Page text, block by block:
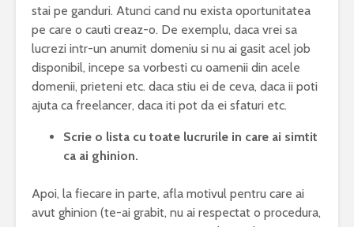
stai pe ganduri. Atunci cand nu exista oportunitatea
pe care o cauti creaz-o. De exemplu, daca vrei sa
lucrezi intr-un anumit domeniu si nu ai gasit acel job
disponibil, incepe sa vorbesti cu oamenii din acele
domenii, prieteni etc. daca stiu ei de ceva, daca ii poti
ajuta ca freelancer, daca iti pot da ei sfaturi etc.
Scrie o lista cu toate lucrurile in care ai simtit
ca ai ghinion.
Apoi, la fiecare in parte, afla motivul pentru care ai
avut ghinion (te-ai grabit, nu ai respectat o procedura,